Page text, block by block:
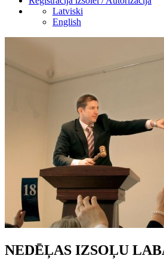
Latviski
English
NEDĒĻAS IZSOĻU